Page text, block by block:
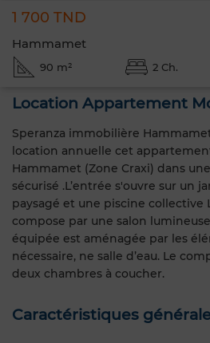
1 700 TND
Hammamet
90 m² 2 Ch.
Location Appartement
Speranza immobilière
location annuelle cet
Hammamet (Zone Craxi) dans
sécurisé .L’entrée s'ouvre sur un
paysagé et une piscine collective
compose par une salon
équipée est aménagée par les
nécessaire, ne salle d’eau. Le
deux chambres à coucher.
Caractéristiques